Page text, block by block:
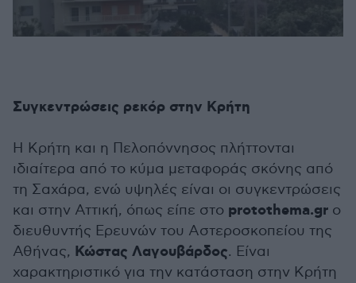
Συγκεντρώσεις ρεκόρ στην Κρήτη
Η Κρήτη και η Πελοπόννησος πλήττονται
ιδιαίτερα από το κύμα μεταφοράς σκόνης από
τη Σαχάρα, ενώ υψηλές είναι οι συγκεντρώσεις
και στην Αττική, όπως είπε στο protothema.gr ο
διευθυντής Ερευνών του Αστεροσκοπείου της
Αθήνας, Κώστας Λαγουβάρδος. Είναι
χαρακτηριστικό για την κατάσταση στην Κρήτη